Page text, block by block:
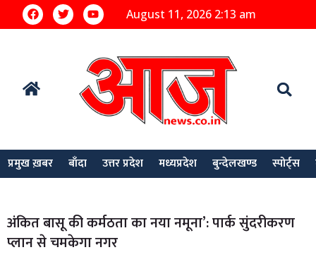
August 11, 2026 2:13 am
प्रमुख ख़बर बाँदा उत्तर प्रदेश मध्यप्रदेश बुन्देलखण्ड स्पोर्ट्स
अंकित बासू की कर्मठता का नया नमूना’: पार्क सुंदरीकरण
प्लान से चमकेगा नगर